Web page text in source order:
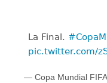
La Final. ️
pic.twitter.com/
— Copa Mundial